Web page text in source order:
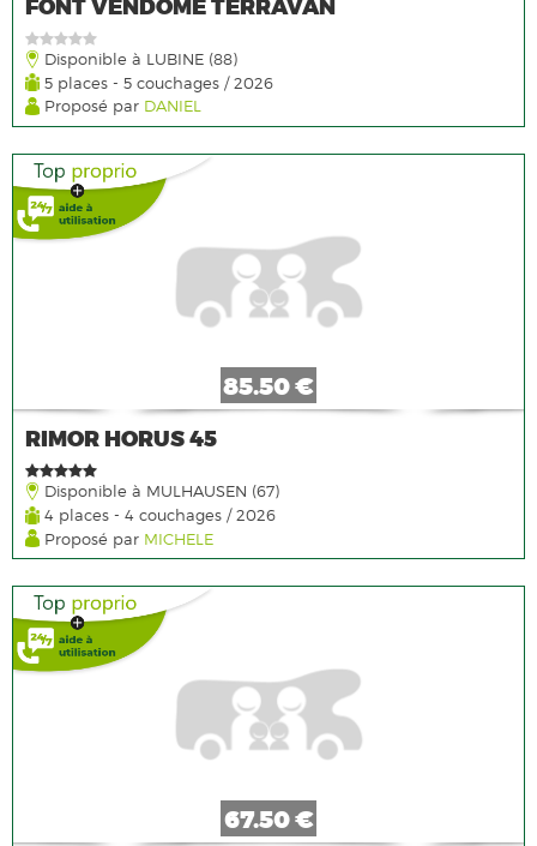
FONT VENDOME TERRAVAN
Disponible à LUBINE (88)
5 places - 5 couchages / 2026
Proposé par DANIEL
85.50 €
RIMOR HORUS 45
Disponible à MULHAUSEN (67)
4 places - 4 couchages / 2026
Proposé par MICHELE
67.50 €